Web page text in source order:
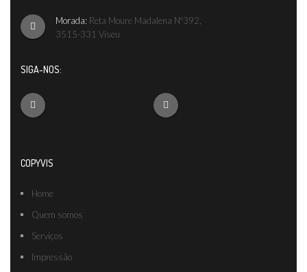
Morada: Reta Moure Madalena Nº392,
3515-331 Viseu
SIGA-NOS:
COPYVIS
Home
Quem somos
Serviços
Impressão